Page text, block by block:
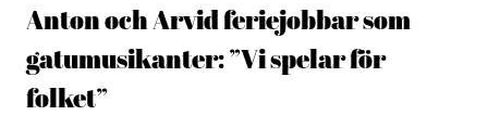
Anton och Arvid feriejobbar som
gatumusikanter: ”Vi spelar för
folket”